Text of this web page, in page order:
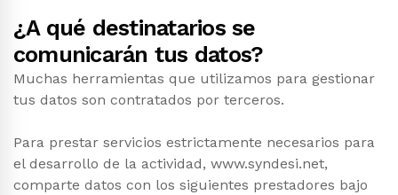
¿A qué destinatarios se
comunicarán tus datos?
Muchas herramientas que utilizamos para gestionar
tus datos son contratados por terceros.
Para prestar servicios estrictamente necesarios para
el desarrollo de la actividad, www.syndesi.net,
comparte datos con los siguientes prestadores bajo